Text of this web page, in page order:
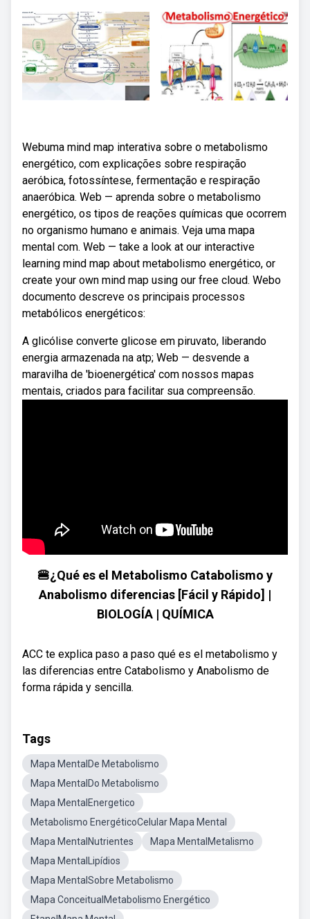
Webuma mind map interativa sobre o metabolismo
energético, com explicações sobre respiração
aeróbica, fotossíntese, fermentação e respiração
anaeróbica. Web — aprenda sobre o metabolismo
energético, os tipos de reações químicas que ocorrem
no organismo humano e animais. Veja uma mapa
mental com. Web — take a look at our interactive
learning mind map about metabolismo energético, or
create your own mind map using our free cloud. Webo
documento descreve os principais processos
metabólicos energéticos:
A glicólise converte glicose em piruvato, liberando
energia armazenada na atp; Web — desvende a
maravilha de 'bioenergética' com nossos mapas
mentais, criados para facilitar sua compreensão.
🍔¿Qué es el Metabolismo Catabolismo y
Anabolismo diferencias [Fácil y Rápido] |
BIOLOGÍA | QUÍMICA
ACC te explica paso a paso qué es el metabolismo y
las diferencias entre Catabolismo y Anabolismo de
forma rápida y sencilla.
Tags
Mapa MentalDe Metabolismo
Mapa MentalDo Metabolismo
Mapa MentalEnergetico
Metabolismo EnergéticoCelular Mapa Mental
Mapa MentalNutrientes
Mapa MentalMetalismo
Mapa MentalLipídios
Mapa MentalSobre Metabolismo
Mapa ConceitualMetabolismo Energético